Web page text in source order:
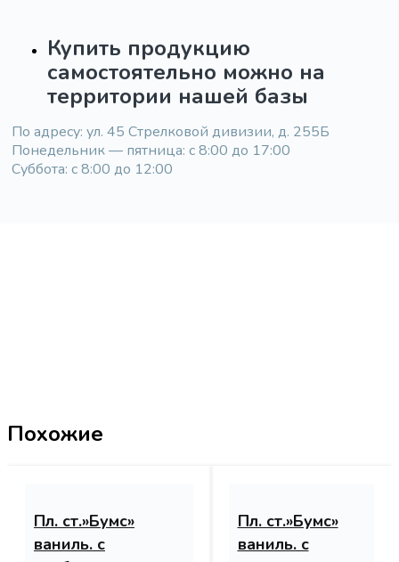
Купить продукцию
самостоятельно можно на
территории нашей базы
По адресу: ул. 45 Стрелковой дивизии, д. 255Б
Понедельник — пятница: с 8:00 до 17:00
Суббота: с 8:00 до 12:00
Похожие
Пл. ст.»Бумс»
ваниль. с
Пл. ст.»Бумс»
ваниль. с